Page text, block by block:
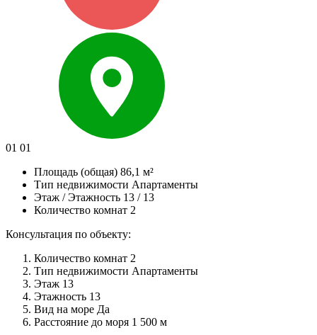
01 01
Площадь (общая) 86,1 м²
Тип недвижимости Апартаменты
Этаж / Этажность 13 / 13
Количество комнат 2
Консультация по объекту:
Количество комнат 2
Тип недвижимости Апартаменты
Этаж 13
Этажность 13
Вид на море Да
Расстояние до моря 1 500 м